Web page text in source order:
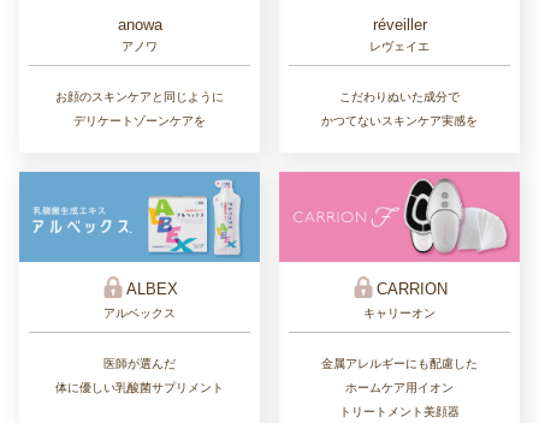
anowa
アノワ
お顔のスキンケアと同じように
デリケートゾーンケアを
réveiller
レヴェイエ
こだわりぬいた成分で
かつてないスキンケア実感を
ALBEX
アルベックス
医師が選んだ
体に優しい乳酸菌サプリメント
CARRION
キャリーオン
金属アレルギーにも配慮した
ホームケア用イオン
トリートメント美顔器